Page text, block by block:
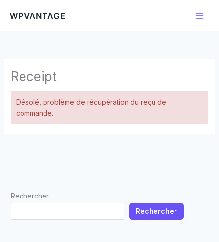
Receipt
Désolé, problème de récupération du reçu de
commande.
Rechercher
Rechercher